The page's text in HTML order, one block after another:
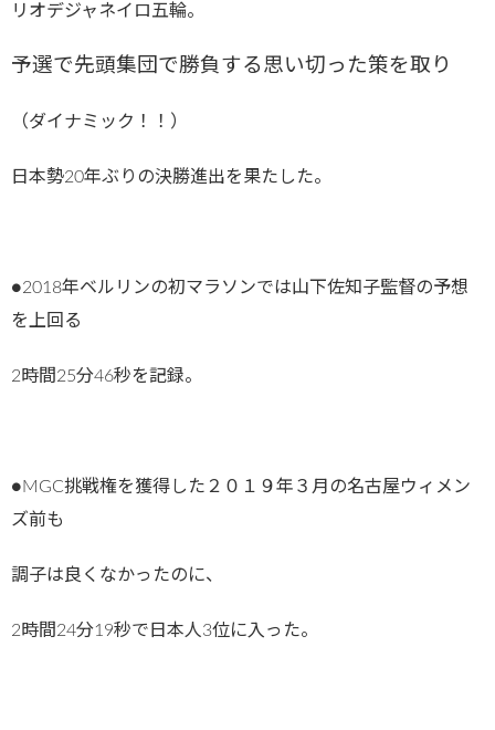
リオデジャネイロ五輪。
予選で先頭集団で勝負する思い切った策を取り
（ダイナミック！！）
日本勢20年ぶりの決勝進出を果たした。
●2018年ベルリンの初マラソンでは山下佐知子監督の予想
を上回る
2時間25分46秒を記録。
●MGC挑戦権を獲得した２０１９年３月の名古屋ウィメン
ズ前も
調子は良くなかったのに、
2時間24分19秒で日本人3位に入った。